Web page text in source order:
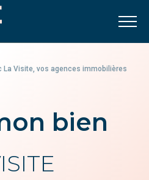
La Visite, vos agences immobilières
bien